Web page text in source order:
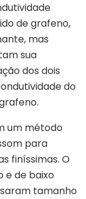
de grafeno,
mas
sua
dos dois
do
um método
para
finíssimas. O
e de baixo
tamanho